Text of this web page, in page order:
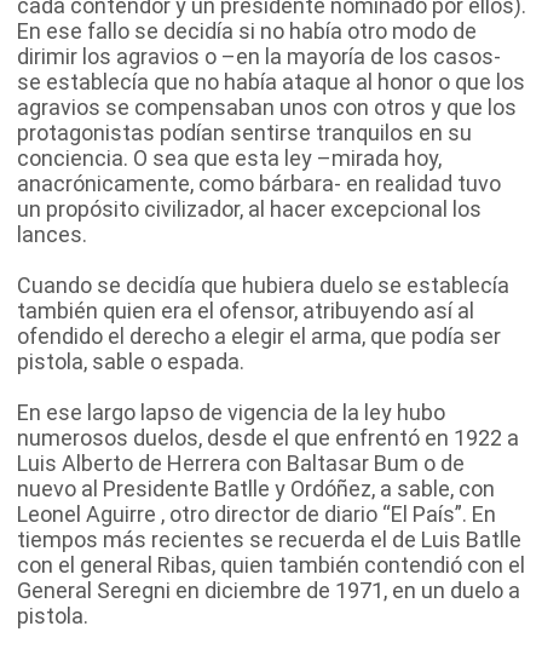
cada contendor y un presidente nominado por ellos).
En ese fallo se decidía si no había otro modo de
dirimir los agravios o –en la mayoría de los casos-
se establecía que no había ataque al honor o que los
agravios se compensaban unos con otros y que los
protagonistas podían sentirse tranquilos en su
conciencia. O sea que esta ley –mirada hoy,
anacrónicamente, como bárbara- en realidad tuvo
un propósito civilizador, al hacer excepcional los
lances.
Cuando se decidía que hubiera duelo se establecía
también quien era el ofensor, atribuyendo así al
ofendido el derecho a elegir el arma, que podía ser
pistola, sable o espada.
En ese largo lapso de vigencia de la ley hubo
numerosos duelos, desde el que enfrentó en 1922 a
Luis Alberto de Herrera con Baltasar Bum o de
nuevo al Presidente Batlle y Ordóñez, a sable, con
Leonel Aguirre , otro director de diario “El País”. En
tiempos más recientes se recuerda el de Luis Batlle
con el general Ribas, quien también contendió con el
General Seregni en diciembre de 1971, en un duelo a
pistola.